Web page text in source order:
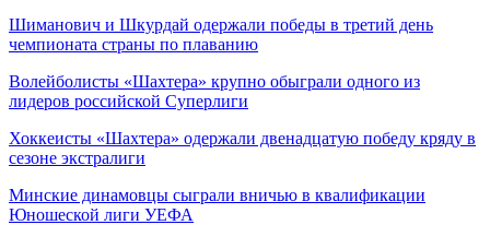
Шиманович и Шкурдай одержали победы в третий день
чемпионата страны по плаванию
Волейболисты «Шахтера» крупно обыграли одного из
лидеров российской Суперлиги
Хоккеисты «Шахтера» одержали двенадцатую победу кряду в
сезоне экстралиги
Минские динамовцы сыграли вничью в квалификации
Юношеской лиги УЕФА